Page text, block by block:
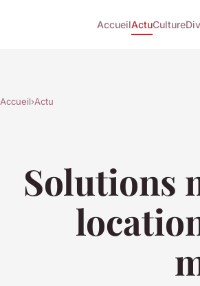
AccueilActuCulture
Accueil›Actu
Solutions